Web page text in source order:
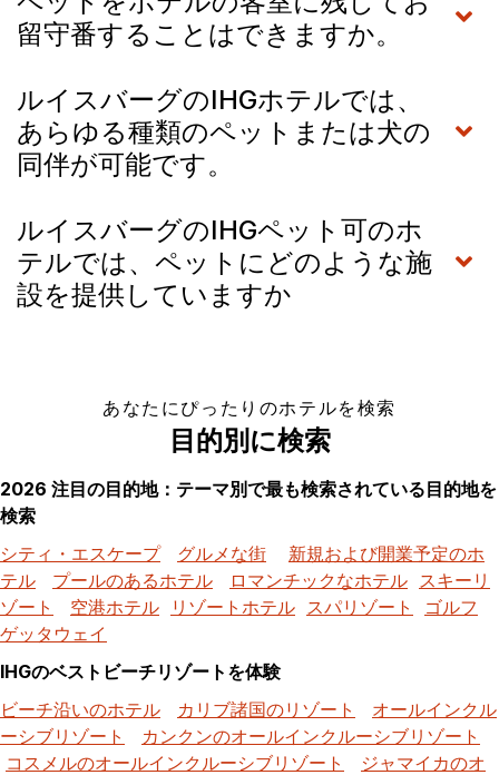
留守番することはできますか。
ルイスバーグのIHGホテルでは、
あらゆる種類のペットまたは犬の
同伴が可能です。
ルイスバーグのIHGペット可のホ
テルでは、ペットにどのような施
設を提供していますか
あなたにぴったりのホテルを検索
目的別に検索
2026 注目の目的地：テーマ別で最も検索されている目的地を
検索
シティ・エスケープ
グルメな街
新規および開業予定のホ
テル
プールのあるホテル ロマンチックなホテル スキーリ
ゾート
空港ホテル リゾートホテル スパリゾート
ゴルフ
ゲッタウェイ
IHGのベストビーチリゾートを体験
ビーチ沿いのホテル
カリブ諸国のリゾート
オールインクル
ーシブリゾート
カンクンのオールインクルーシブリゾート
コスメルのオールインクルーシブリゾート
ジャマイカのオ